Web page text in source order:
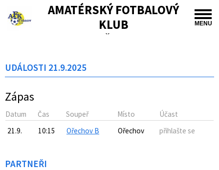
MENU
AMATÉRSKÝ FOTBALOVÝ
KLUB
TIŠNOV
UDÁLOSTI 21.9.2025
Zápas
Datum Čas Soupeř Místo
Účast
21.9.
10:15 Ořechov B Ořechov přihlašte se
PARTNEŘI